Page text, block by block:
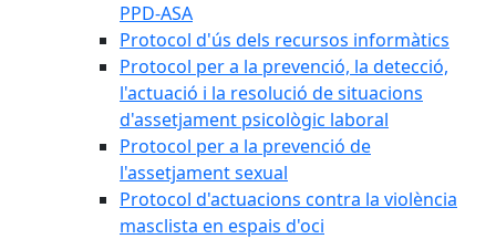
PPD-ASA
Protocol d'ús dels recursos informàtics
Protocol per a la prevenció, la detecció,
l'actuació i la resolució de situacions
d'assetjament psicològic laboral
Protocol per a la prevenció de
l'assetjament sexual
Protocol d'actuacions contra la violència
masclista en espais d'oci